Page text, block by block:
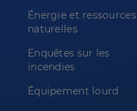
Énergie et ressources
naturelles
Enquêtes sur les
incendies
Équipement lourd